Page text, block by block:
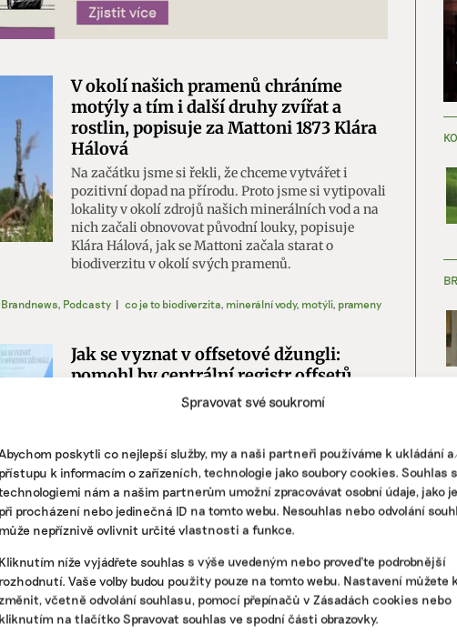
Spravovat své soukromí
Abychom poskytli co nejlepší služby, my a naši partneři používáme k ukládání
přístupu k informacím o zařízeních, technologie jako soubory cookies. Souhlas
nám a našim partnerům umožní zpracovávat osobní údaje, jako
při procházení nebo jedinečná ID na tomto webu. Nesouhlas nebo odvolání
může nepříznivě ovlivnit určité vlastnosti a funkce.
Kliknutím níže vyjádřete souhlas s výše uvedeným nebo proveďte podrobnější
rozhodnutí. Vaše volby budou použity pouze na tomto webu. Nastavení můžete
včetně odvolání souhlasu, pomocí přepínačů v Zásadách cookies nebo
kliknutím na tlačítko Spravovat souhlas ve spodní části obrazovky.
V okolí našich pramenů chráníme
motýly a tím i další druhy zvířat a
rostlin, popisuje za Mattoni 1873 Klára
Hálová
Na začátku jsme si řekli, že chceme vytvářet i
pozitivní dopad na přírodu. Proto jsme si vytipovali
lokality v okolí zdrojů našich minerálních vod a na
nich začali obnovovat původní louky, popisuje
Klára Hálová, jak se Mattoni začala starat o
biodiverzitu v okolí svých pramenů.
Brandnews Podcasty | co je to biodiverzita minerální vody, motýli, prameny
Jak se vyznat v offsetové džungli:
pomohl by centrální registr offsetů.
Nová legislativa EU moc zlepšení
umožňující snížit emise firmy, je nahlodaná.
Zároveň ale budou dříve či později nezbytné.
Pomohl by centrální registr projektů, shodli se
účastníci debaty pořádané Ekonews Jak se vyznat
v offsetové džungli.
Klimatická změna emise CO2 EU legislativa offsety
80 procent billboardů je nelegálních.